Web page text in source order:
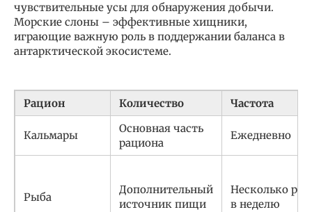
чувствительные усы для обнаружения добычи.
Морские слоны – эффективные хищники,
играющие важную роль в поддержании баланса в
антарктической экосистеме.
Рацион Количество Частота
Кальмары
Основная часть
рациона
Ежедневно
Рыба
Дополнительный
источник пищи
Несколько раз
в неделю